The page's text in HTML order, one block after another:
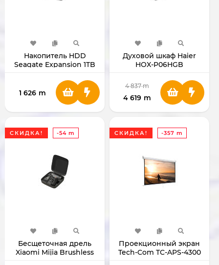
Накопитель HDD
Seagate Expansion 1TB
1 626 m
Духовой шкаф Haier
HOX-P06HGB
4 837 m
4 619 m
СКИДКА! -54 m
Бесщеточная дрель
Xiaomi Mijia Brushless
СКИДКА! -357 m
Проекционный экран
Tech-Com TC-APS-4300